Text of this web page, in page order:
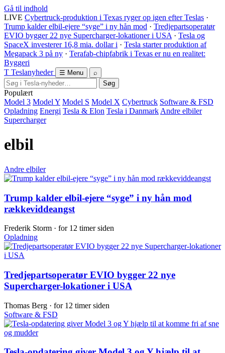
Gå til indhold
LIVE Cybertruck-produktion i Texas ryger op igen efter Teslas ·
Trump kalder elbil-ejere “syge” i ny hån mod · Tredjepartsoperatør
EVIO bygger 22 nye Supercharger-lokationer i USA · Tesla og
SpaceX investerer 16,8 mia. dollar i · Tesla starter produktion af
Megapack 3 på ny · Terafab-chipfabrik i Texas er nu en realitet:
Byggeri
T Teslanyheder ☰ Menu
⌕
Søg
Populært
Model 3 Model Y Model S Model X Cybertruck Software & FSD
Opladning Energi Tesla & Elon Tesla i Danmark Andre elbiler
Supercharger
elbil
Andre elbiler
Trump kalder elbil-ejere “syge” i ny hån mod
rækkeviddeangst
Frederik Storm · for 12 timer siden
Opladning
Tredjepartsoperatør EVIO bygger 22 nye
Supercharger-lokationer i USA
Thomas Berg · for 12 timer siden
Software & FSD